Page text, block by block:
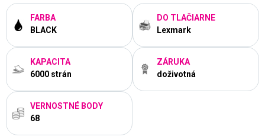
FARBA
BLACK
DO TLAČIARNE
Lexmark
KAPACITA
6000 strán
ZÁRUKA
doživotná
VERNOSTNÉ BODY
68